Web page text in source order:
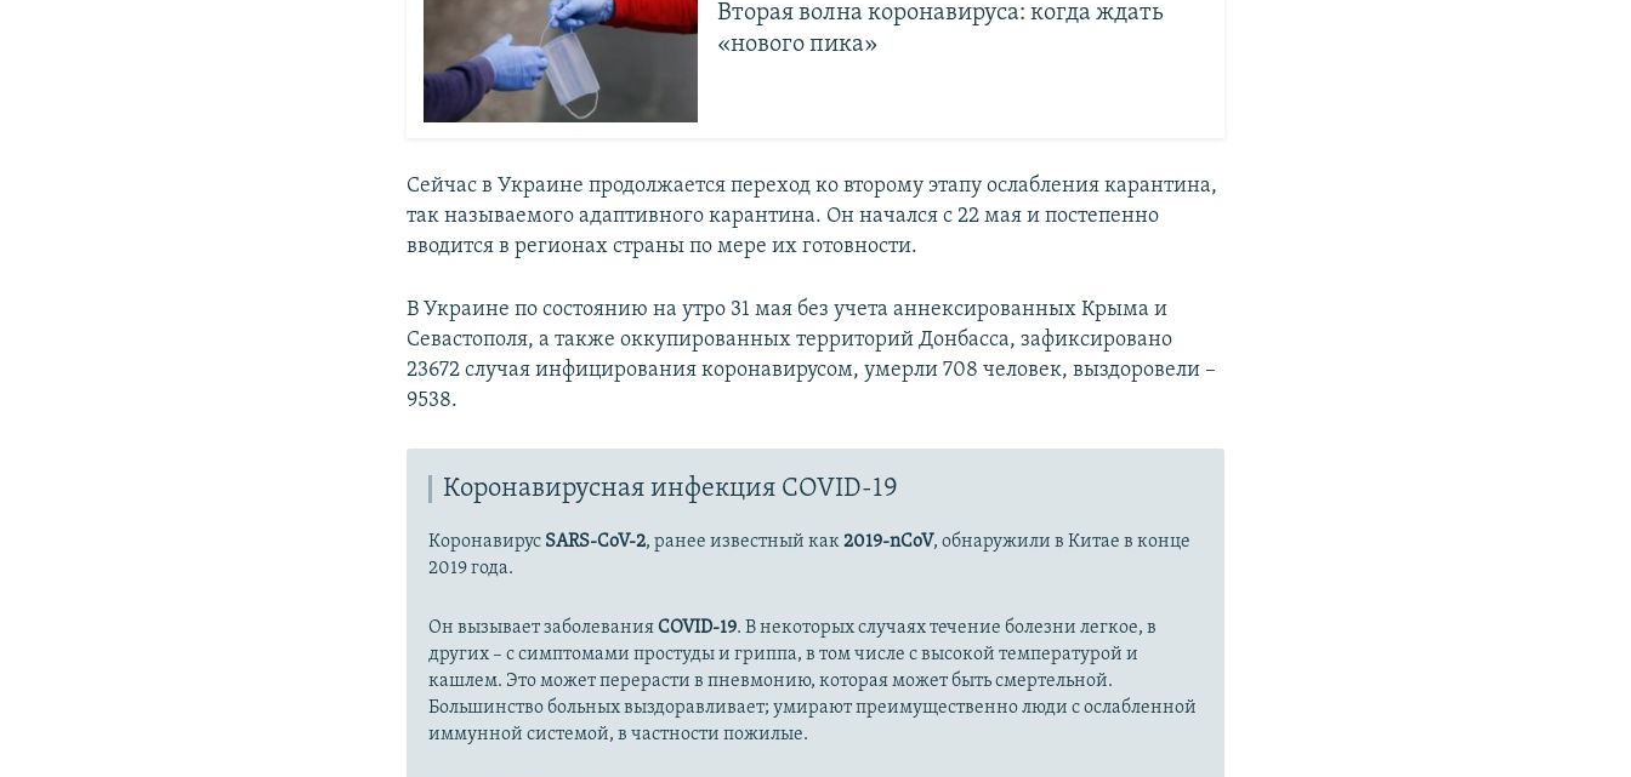
Вторая волна коронавируса: когда ждать
«нового пика»
Сейчас в Украине продолжается переход ко второму этапу ослабления карантина,
так называемого адаптивного карантина. Он начался с 22 мая и постепенно
вводится в регионах страны по мере их готовности.
В Украине по состоянию на утро 31 мая без учета аннексированных Крыма и
Севастополя, а также оккупированных территорий Донбасса, зафиксировано
23672 случая инфицирования коронавирусом, умерли 708 человек, выздоровели –
9538.
Коронавирусная инфекция COVID-19
Коронавирус SARS-CoV-2, ранее известный как2019-nCoV, обнаружили в Китае в конце
2019 года.
Он вызывает заболеванияCOVID-19. В некоторых случаях течение болезни легкое, в
других – с симптомами простуды и гриппа, в том числе с высокой температурой и
кашлем. Это может перерасти в пневмонию, которая может быть смертельной.
Большинство больных выздоравливает; умирают преимущественно люди с ослабленной
иммунной системой, в частности пожилые.